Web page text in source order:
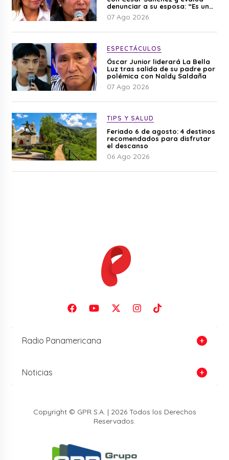
denunciar a su esposa: “Es una
difamación”
07 Ago 2026
ESPECTÁCULOS
Óscar Junior liderará La Bella
Luz tras salida de su padre por
polémica con Naldy Saldaña
07 Ago 2026
TIPS Y SALUD
Feriado 6 de agosto: 4 destinos
recomendados para disfrutar
el descanso
06 Ago 2026
Radio Panamericana
Noticias
Copyright © GPR S.A. | 2026 Todos los Derechos
Reservados.